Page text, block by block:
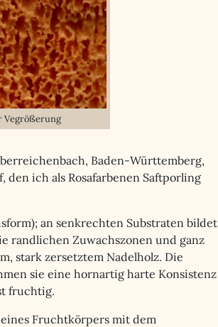
Vegrößerung
Baden-Württemberg,
ich als Rosafarbenen Saftporling
an senkrechten Substraten bildet
randlichen Zuwachszonen und ganz
stark zersetztem Nadelholz. Die
sie eine hornartig harte Konsistenz
fruchtig.
Fruchtkörpers mit dem